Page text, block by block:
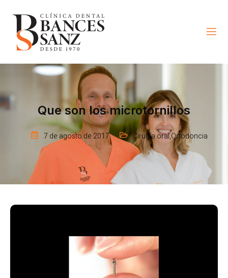
Que son los microtornillos
7 de agosto de 2017 Cirugía oral,Ortodoncia